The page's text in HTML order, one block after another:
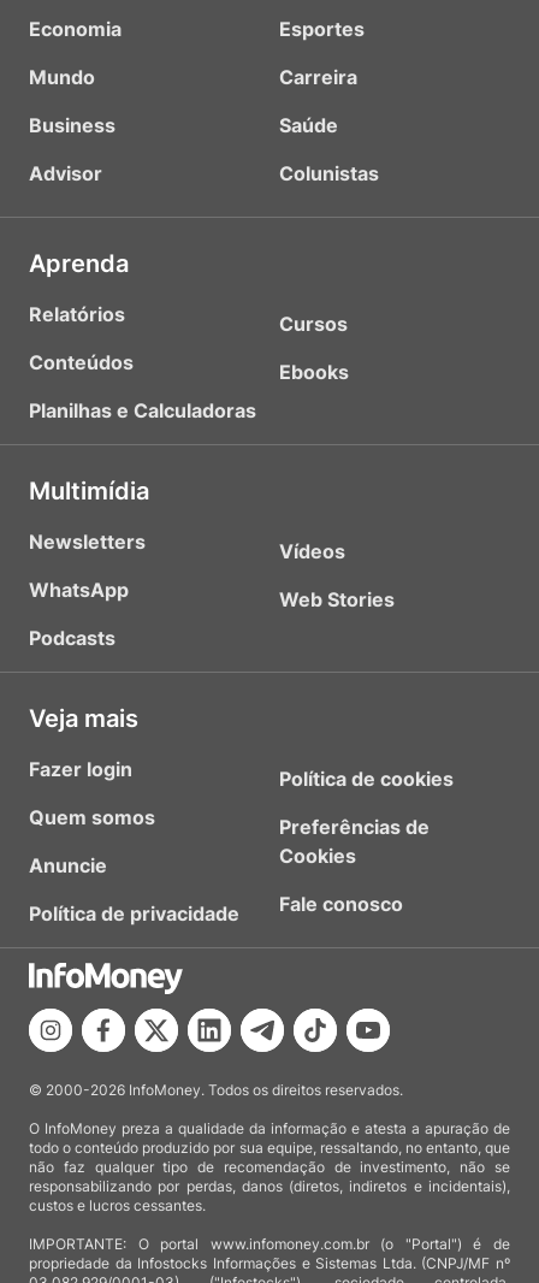
Economia
Mundo
Business
Advisor
Esportes
Carreira
Saúde
Colunistas
Aprenda
Relatórios
Conteúdos
Planilhas e Calculadoras
Cursos
Ebooks
Multimídia
Newsletters
WhatsApp
Podcasts
Vídeos
Web Stories
Veja mais
Fazer login
Quem somos
Anuncie
Política de privacidade
Política de cookies
Preferências de
Cookies
Fale conosco
© 2000-2026 InfoMoney. Todos os direitos reservados.
O InfoMoney preza a qualidade da informação e atesta a apuração de
todo o conteúdo produzido por sua equipe, ressaltando, no entanto, que
não faz qualquer tipo de recomendação de investimento, não se
responsabilizando por perdas, danos (diretos, indiretos e incidentais),
custos e lucros cessantes.
IMPORTANTE: O portal www.infomoney.com.br (o "Portal") é de
propriedade da Infostocks Informações e Sistemas Ltda. (CNPJ/MF nº